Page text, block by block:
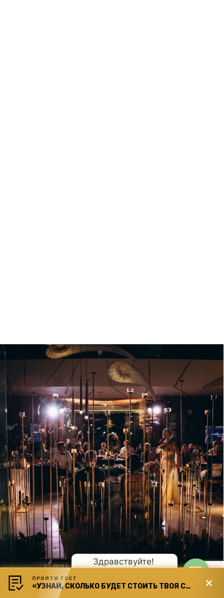
Здравствуйте!
Планируете свадьбу?
ПРОЙТИ ТЕСТ
«УЗНАЙ, СКОЛЬКО БУДЕТ СТОИТЬ ТВОЯ СВАДЬБА»